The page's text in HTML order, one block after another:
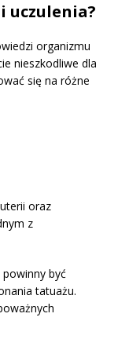
uczulenia?
organizmu
nieszkodliwe dla
się na różne
oraz
z
być
tatuażu.